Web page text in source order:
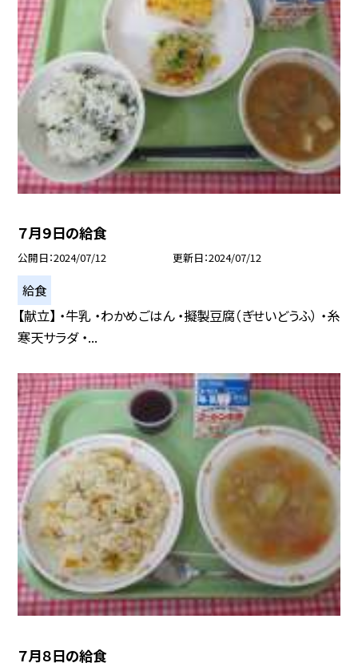
７月９日の給食
公開日 2024/07/12 更新日 2024/07/12
給食
【献立】 ・牛乳 ・わかめごはん ・擬製豆腐（ぎせいどうふ） ・糸
寒天サラダ ・...
７月８日の給食